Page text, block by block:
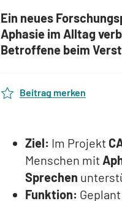
Ein neues
Aphasie im Alltag
Betroffene beim
Beitrag merken
Ziel: Im Projekt
Menschen mit
Sprechen
Funktion: